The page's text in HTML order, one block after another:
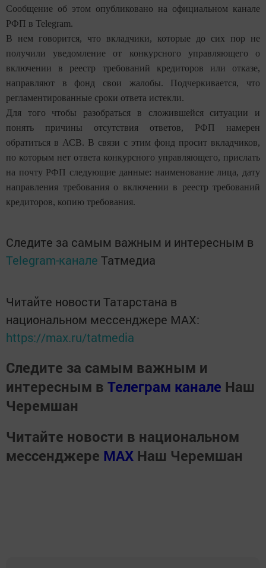
Сообщение об этом опубликовано на официальном канале
РФП в Telegram.
В нем говорится, что вкладчики, которые до сих пор не
получили уведомление от конкурсного управляющего о
включении в реестр требований кредиторов или отказе,
направляют в фонд свои жалобы. Подчеркивается, что
регламентированные сроки ответа истекли.
Для того чтобы разобраться в сложившейся ситуации и
понять причины отсутствия ответов, РФП намерен
обратиться в АСВ. В связи с этим фонд просит вкладчиков,
по которым нет ответа конкурсного управляющего, прислать
на почту РФП следующие данные: наименование лица, дату
направления требования о включении в реестр требований
кредиторов, копию требования.
Следите за самым важным и интересным в
Telegram-канале Татмедиа
Читайте новости Татарстана в
национальном мессенджере MАХ:
https://max.ru/tatmedia
Следите за самым важным и
интересным в Телеграм канале Наш
Черемшан
Читайте новости в национальном
мессенджере MАХ Наш Черемшан